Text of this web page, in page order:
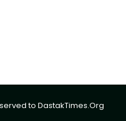
to DastakTimes.Org